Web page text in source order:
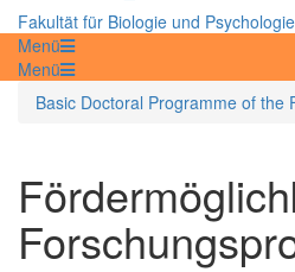
Fakultät für Biologie und Psychologie
Menü
Menü
Basic Doctoral Programme of the